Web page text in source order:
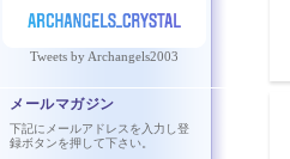
Tweets by Archangels2003
メールマガジン
下記にメールアドレスを入力し登
録ボタンを押して下さい。